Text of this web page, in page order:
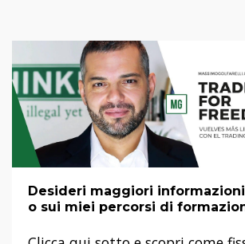
Desideri maggiori
o sui miei percorsi di